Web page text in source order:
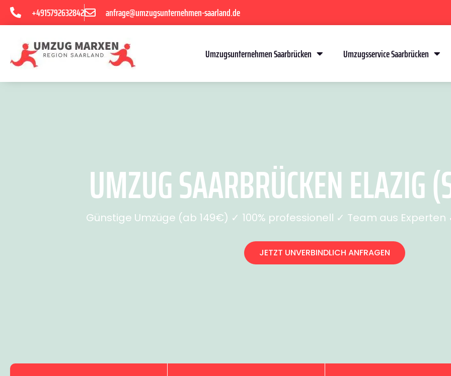
+4915792632842 anfrage@umzugsunternehmen-saarland.de
Umzugsunternehmen Saarbrücken Umzugsservice Saarbrücken
UMZUG SAARBRÜCKEN ELAZIG
Günstige Umzüge (ab 149€) ✓ 100% professionell ✓ Team aus
JETZT UNVERBINDLICH ANFRAGEN